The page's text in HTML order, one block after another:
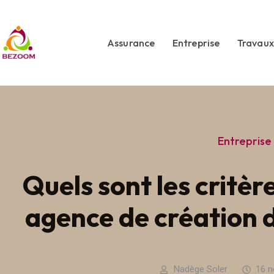
Assurance Entreprise Travaux
Entreprise
Quels sont les
agence de création
Nadège Soler 16